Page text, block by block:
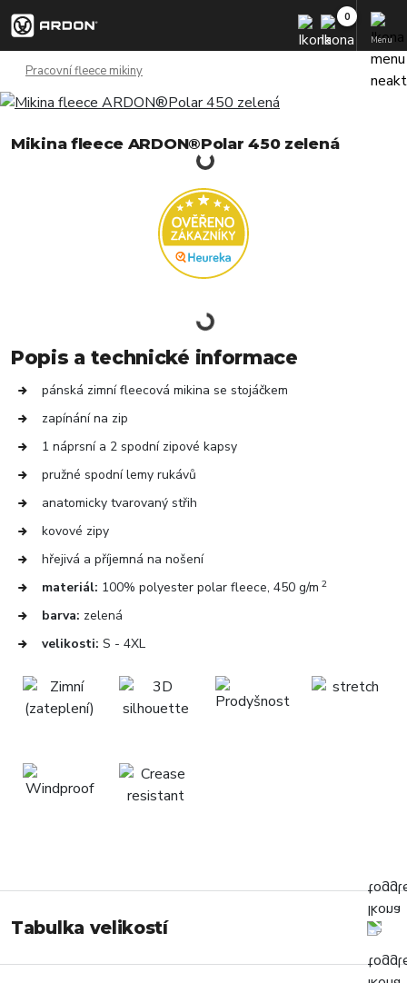
Menu
Pracovní fleece mikiny
Mikina fleece ARDON®Polar 450 zelená
Popis a technické informace
pánská zimní fleecová mikina se stojáčkem
zapínání na zip
1 náprsní a 2 spodní zipové kapsy
pružné spodní lemy rukávů
anatomicky tvarovaný střih
kovové zipy
hřejivá a příjemná na nošení
materiál: 100% polyester polar fleece, 450 g/m 2
barva: zelená
velikosti: S - 4XL
Tabulka velikostí